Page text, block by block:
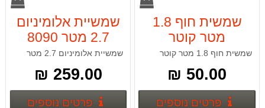
שמשית חוף 1.8
מטר קוטר
CAMPTOWN
שמשית חוף 1.8 מטר קוטר
50.00 ₪
פרטים נוספיםפרטים נוספים
שמשיית אלומיניום
2.7 מטר 8090
CAMPTOWN
שמשיית אלומיניום 2.7 מטר
259.00 ₪
פרטים נוספים